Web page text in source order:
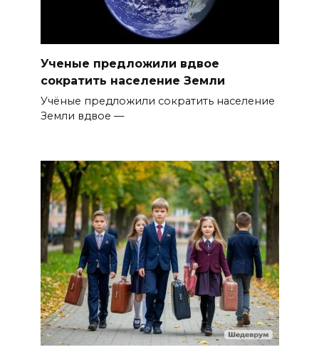
Ученые предложили вдвое
сократить население Земли
Учёные предложили сократить население
Земли вдвое —